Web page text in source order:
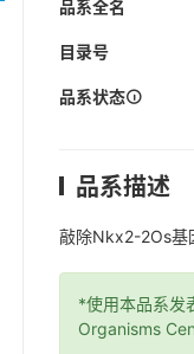
品系全名
目录号
品系状态
品系描述
敲除Nkx2-2Os基
*使用本品系
Organisms